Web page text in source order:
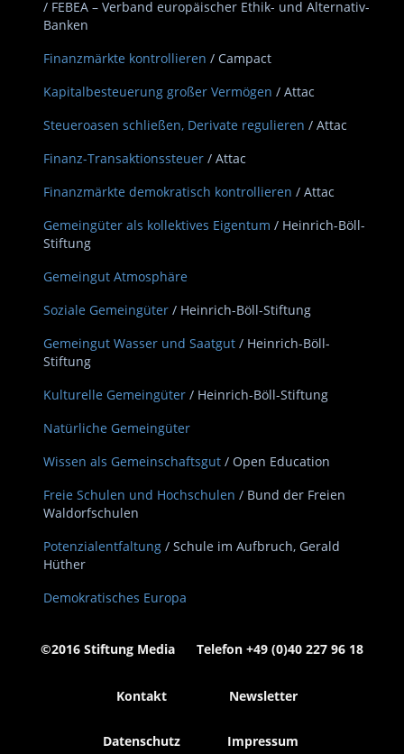
/ FEBEA – Verband europäischer Ethik- und Alternativ-
Banken
Finanzmärkte kontrollieren / Campact
Kapitalbesteuerung großer Vermögen / Attac
Steueroasen schließen, Derivate regulieren / Attac
Finanz-Transaktionssteuer / Attac
Finanzmärkte demokratisch kontrollieren / Attac
Gemeingüter als kollektives Eigentum / Heinrich-Böll-
Stiftung
Gemeingut Atmosphäre
Soziale Gemeingüter / Heinrich-Böll-Stiftung
Gemeingut Wasser und Saatgut / Heinrich-Böll-
Stiftung
Kulturelle Gemeingüter / Heinrich-Böll-Stiftung
Natürliche Gemeingüter
Wissen als Gemeinschaftsgut / Open Education
Freie Schulen und Hochschulen / Bund der Freien
Waldorfschulen
Potenzialentfaltung / Schule im Aufbruch, Gerald
Hüther
Demokratisches Europa
©2016 Stiftung Media Telefon +49 (0)40 227 96 18